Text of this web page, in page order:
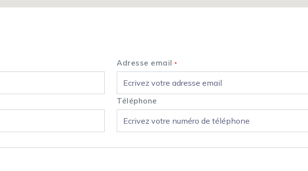
Adresse email *
Téléphone